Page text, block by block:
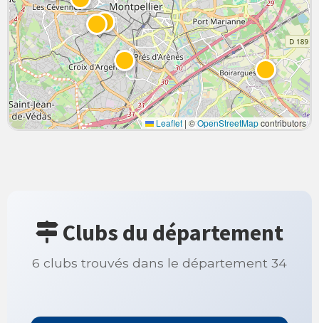
Leaflet | ©OpenStreetMapcontributors
Clubs du département
6 clubs trouvés dans le département 34